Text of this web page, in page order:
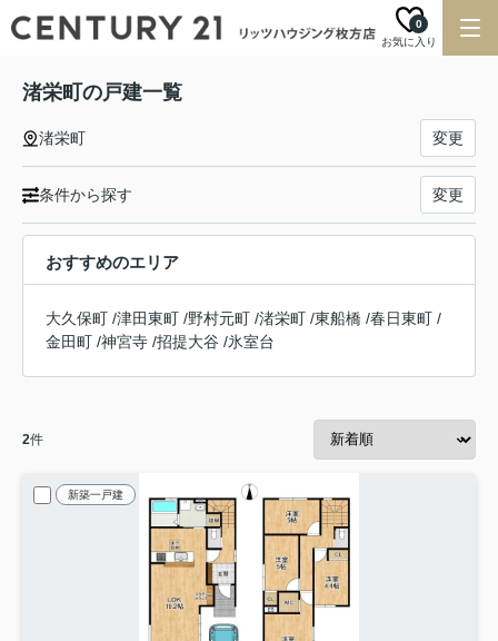
お気に入り
0
渚栄町の戸建一覧
渚栄町 変更
条件から探す 変更
おすすめのエリア
大久保町 /津田東町 /野村元町 /渚栄町 /東船橋 /春日東町 /
金田町 /神宮寺 /招提大谷 /氷室台
2件
新築一戸建